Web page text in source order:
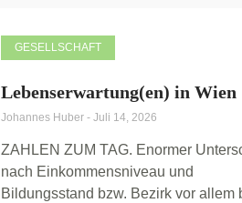
GESELLSCHAFT
Lebenserwartung(en) in Wien
Johannes Huber - Juli 14, 2026
ZAHLEN ZUM TAG. Enormer
nach Einkommensniveau und
Bildungsstand bzw. Bezirk vor allem